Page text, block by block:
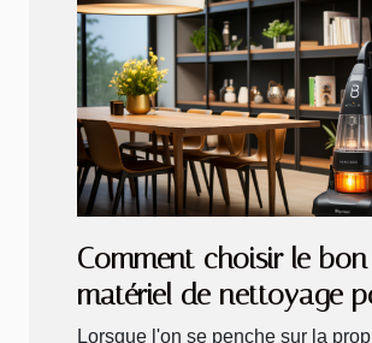
Comment choisir le bon
matériel de nettoyage
votre intérieur
Lorsque l'on se penche sur la